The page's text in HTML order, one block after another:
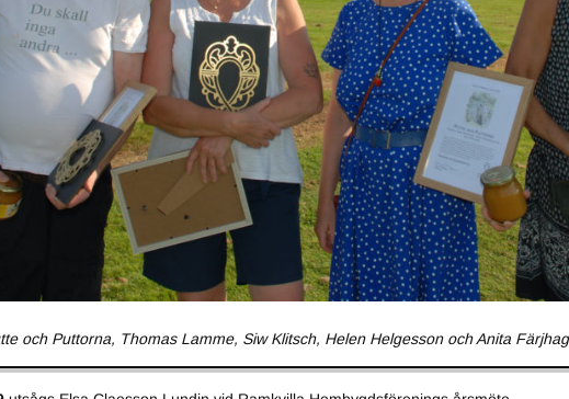
och Puttorna, Thomas Lamme, Siw Klitsch, Helen Helgesson och Anita